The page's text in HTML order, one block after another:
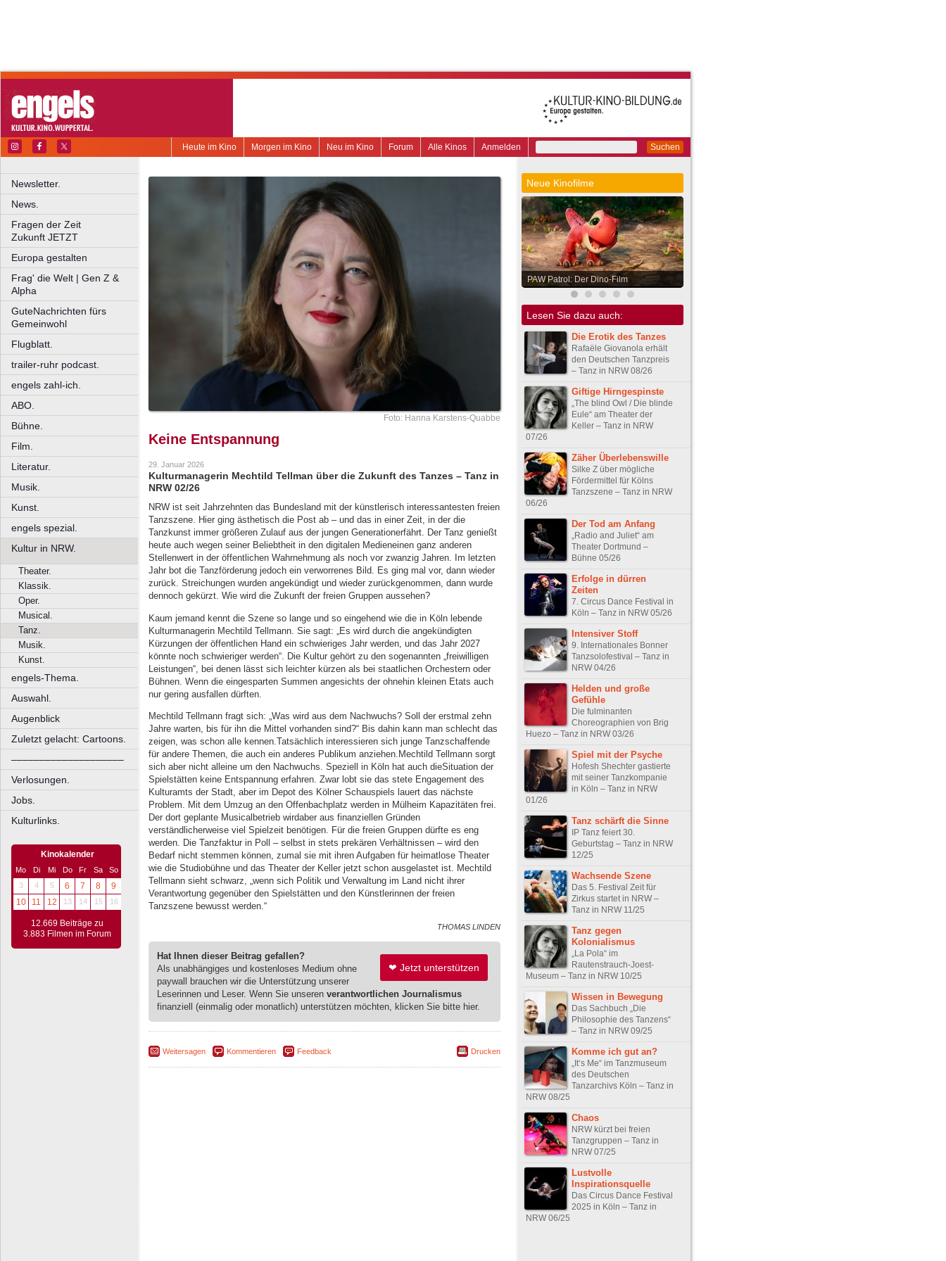
Suchen
Anmelden
Alle Kinos
Forum
Neu im Kino
Morgen im Kino
Heute im Kino
Newsletter.
News.
Fragen der Zeit
Zukunft JETZT
Europa gestalten
Frag' die Welt | Gen Z &
Alpha
GuteNachrichten fürs
Gemeinwohl
Flugblatt.
trailer-ruhr podcast.
engels zahl-ich.
ABO.
Bühne.
Film.
Literatur.
Musik.
Kunst.
engels spezial.
Kultur in NRW.
Theater.
Klassik.
Oper.
Musical.
Tanz.
Musik.
Kunst.
engels-Thema.
Auswahl.
Augenblick
Zuletzt gelacht: Cartoons.
––––––––––––––––––––
Verlosungen.
Jobs.
Kulturlinks.
Kinokalender
Mo Di Mi Do Fr Sa
So
3
4 5 6 7 8
9
10
11 12 13 14 15 16
12.669 Beiträge zu
3.883 Filmen im Forum
Foto: Hanna Karstens-Quabbe
Keine Entspannung
29. Januar 2026
Kulturmanagerin Mechtild Tellman über die Zukunft des Tanzes – Tanz in
NRW 02/26
NRW ist seit Jahrzehnten das Bundesland mit der künstlerisch interessantesten freien
Tanzszene. Hier ging ästhetisch die Post ab – und das in einer Zeit, in der die
Tanzkunst immer größeren Zulauf aus der jungen Generationerfährt. Der Tanz genießt
heute auch wegen seiner Beliebtheit in den digitalen Medieneinen ganz anderen
Stellenwert in der öffentlichen Wahrnehmung als noch vor zwanzig Jahren. Im letzten
Jahr bot die Tanzförderung jedoch ein verworrenes Bild. Es ging mal vor, dann wieder
zurück. Streichungen wurden angekündigt und wieder zurückgenommen, dann wurde
dennoch gekürzt. Wie wird die Zukunft der freien Gruppen aussehen?
Kaum jemand kennt die Szene so lange und so eingehend wie die in Köln lebende
Kulturmanagerin Mechtild Tellmann. Sie sagt: „Es wird durch die angekündigten
Kürzungen der öffentlichen Hand ein schwieriges Jahr werden, und das Jahr 2027
könnte noch schwieriger werden“. Die Kultur gehört zu den sogenannten „freiwilligen
Leistungen“, bei denen lässt sich leichter kürzen als bei staatlichen Orchestern oder
Bühnen. Wenn die eingesparten Summen angesichts der ohnehin kleinen Etats auch
nur gering ausfallen dürften.
Mechtild Tellmann fragt sich: „Was wird aus dem Nachwuchs? Soll der erstmal zehn
Jahre warten, bis für ihn die Mittel vorhanden sind?“ Bis dahin kann man schlecht das
zeigen, was schon alle kennen.Tatsächlich interessieren sich junge Tanzschaffende
für andere Themen, die auch ein anderes Publikum anziehen.Mechtild Tellmann sorgt
sich aber nicht alleine um den Nachwuchs. Speziell in Köln hat auch dieSituation der
Spielstätten keine Entspannung erfahren. Zwar lobt sie das stete Engagement des
Kulturamts der Stadt, aber im Depot des Kölner Schauspiels lauert das nächste
Problem. Mit dem Umzug an den Offenbachplatz werden in Mülheim Kapazitäten frei.
Der dort geplante Musicalbetrieb wirdaber aus finanziellen Gründen
verständlicherweise viel Spielzeit benötigen. Für die freien Gruppen dürfte es eng
werden. Die Tanzfaktur in Poll – selbst in stets prekären Verhältnissen – wird den
Bedarf nicht stemmen können, zumal sie mit ihren Aufgaben für heimatlose Theater
wie die Studiobühne und das Theater der Keller jetzt schon ausgelastet ist. Mechtild
Tellmann sieht schwarz, „wenn sich Politik und Verwaltung im Land nicht ihrer
Verantwortung gegenüber den Spielstätten und den Künstlerinnen der freien
Tanzszene bewusst werden.“
THOMAS LINDEN
❤ Jetzt unterstützen
Hat Ihnen dieser Beitrag gefallen?
Als unabhängiges und kostenloses Medium ohne
paywall brauchen wir die Unterstützung unserer
Leserinnen und Leser. Wenn Sie unseren verantwortlichen Journalismus
finanziell (einmalig oder monatlich) unterstützen möchten, klicken Sie bitte hier.
Weitersagen Kommentieren Feedback Drucken
Neue Kinofilme
PAW Patrol: Der Dino-Film
Lesen Sie dazu auch:
Die Erotik des Tanzes
Rafaële Giovanola erhält
den Deutschen Tanzpreis
– Tanz in NRW 08/26
Giftige Hirngespinste
„The blind Owl / Die blinde
Eule“ am Theater der
Keller – Tanz in NRW
07/26
Zäher Überlebenswille
Silke Z über mögliche
Fördermittel für Kölns
Tanzszene – Tanz in NRW
06/26
Der Tod am Anfang
„Radio and Juliet“ am
Theater Dortmund –
Bühne 05/26
Erfolge in dürren
Zeiten
7. Circus Dance Festival in
Köln – Tanz in NRW 05/26
Intensiver Stoff
9. Internationales Bonner
Tanzsolofestival – Tanz in
NRW 04/26
Helden und große
Gefühle
Die fulminanten
Choreographien von Brig
Huezo – Tanz in NRW 03/26
Spiel mit der Psyche
Hofesh Shechter gastierte
mit seiner Tanzkompanie
in Köln – Tanz in NRW
01/26
Tanz schärft die Sinne
IP Tanz feiert 30.
Geburtstag – Tanz in NRW
12/25
Wachsende Szene
Das 5. Festival Zeit für
Zirkus startet in NRW –
Tanz in NRW 11/25
Tanz gegen
Kolonialismus
„La Pola“ im
Rautenstrauch-Joest-
Museum – Tanz in NRW 10/25
Wissen in Bewegung
Das Sachbuch „Die
Philosophie des Tanzens“
– Tanz in NRW 09/25
Komme ich gut an?
„It‘s Me“ im Tanzmuseum
des Deutschen
Tanzarchivs Köln – Tanz in
NRW 08/25
Chaos
NRW kürzt bei freien
Tanzgruppen – Tanz in
NRW 07/25
Lustvolle
Inspirationsquelle
Das Circus Dance Festival
2025 in Köln – Tanz in
NRW 06/25